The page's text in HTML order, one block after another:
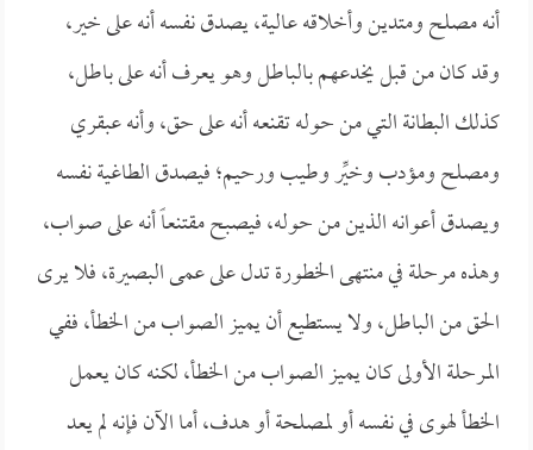
أنه مصلح ومتدين وأخلاقه عالية، يصدق نفسه أنه على خير،
وقد كان من قبل يخدعهم بالباطل وهو يعرف أنه على باطل،
كذلك البطانة التي من حوله تقنعه أنه على حق، وأنه عبقري
ومصلح ومؤدب وخيِّر وطيب ورحيم؛ فيصدق الطاغية نفسه
ويصدق أعوانه الذين من حوله، فيصبح مقتنعاً أنه على صواب،
وهذه مرحلة في منتهى الخطورة تدل على عمى البصيرة، فلا يرى
الحق من الباطل، ولا يستطيع أن يميز الصواب من الخطأ، ففي
المرحلة الأولى كان يميز الصواب من الخطأ، لكنه كان يعمل
الخطأ لهوى في نفسه أو لمصلحة أو هدف، أما الآن فإنه لم يعد